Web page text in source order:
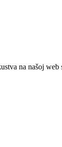
na našoj